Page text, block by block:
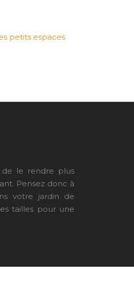
petits espaces
de le rendre plus
Pensez donc à
votre jardin de
tailles pour une